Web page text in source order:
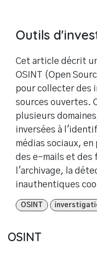
Outils
Cet article décrit
OSINT (Open
pour collecter des
sources ouvertes.
plusieurs
inversées à
médias sociaux,
des e-mails et des
l'archivage, la
inauthentiques
la sécurité des
les médias
source pour
OSINT
OSINT